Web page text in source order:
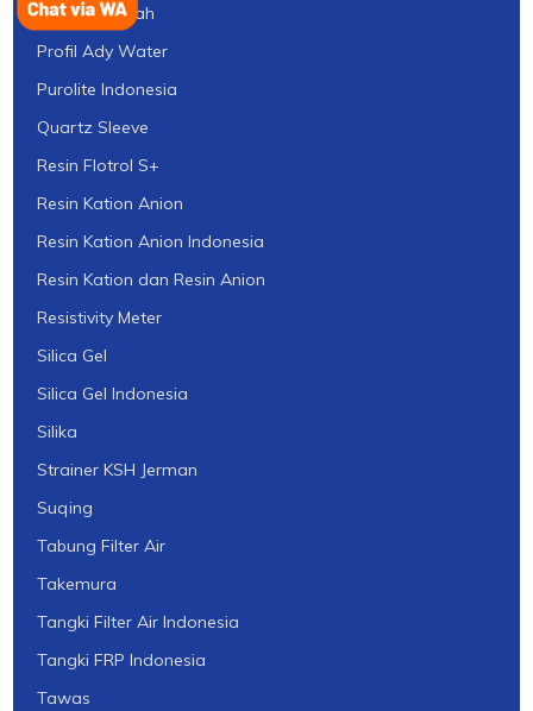
Produk Limbah
Profil Ady Water
Purolite Indonesia
Quartz Sleeve
Resin Flotrol S+
Resin Kation Anion
Resin Kation Anion Indonesia
Resin Kation dan Resin Anion
Resistivity Meter
Silica Gel
Silica Gel Indonesia
Silika
Strainer KSH Jerman
Suqing
Tabung Filter Air
Takemura
Tangki Filter Air Indonesia
Tangki FRP Indonesia
Tawas